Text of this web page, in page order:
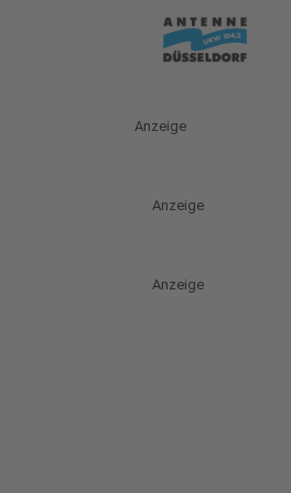
Anzeige
Anzeige
Anzeige